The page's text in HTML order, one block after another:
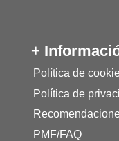
+
Política de
Política de
PMF/FAQ